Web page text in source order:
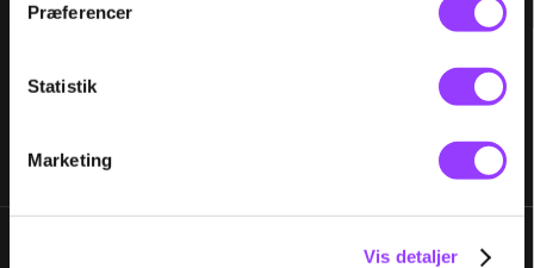
Præferencer
Statistik
Marketing
Vis detaljer